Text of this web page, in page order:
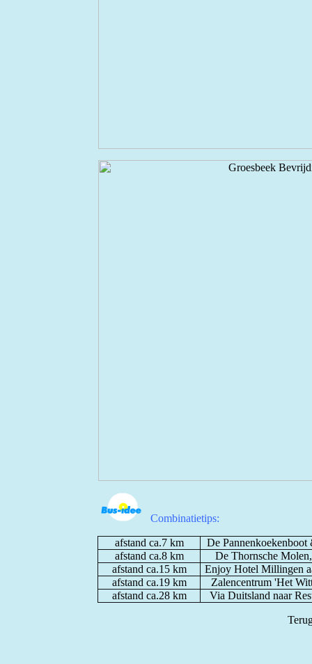
Combinatietips:
afstand ca.7 km
De
afstand ca.8 km
De Thornsche
afstand ca.15 km
Enjoy Hotel Millingen
afstand ca.19 km
Zalencentrum 'Het
afstand ca.28 km
Via Duitsland naar